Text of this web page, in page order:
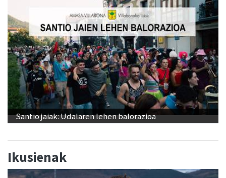
Santio jaiak: Udalaren lehen balorazioa
Ikusienak